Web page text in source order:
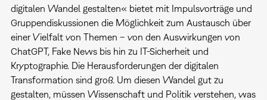
digitalen Wandel gestalten« bietet mit Impulsvorträge und
Gruppendiskussionen die Möglichkeit zum Austausch über
einer Vielfalt von Themen – von den Auswirkungen von
ChatGPT, Fake News bis hin zu IT-Sicherheit und
Kryptographie. Die Herausforderungen der digitalen
Transformation sind groß. Um diesen Wandel gut zu
gestalten, müssen Wissenschaft und Politik verstehen, was